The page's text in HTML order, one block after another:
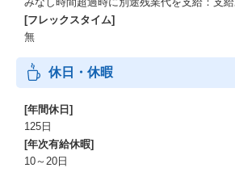
ムで分析。
お客様一人ひとりに最適な提案と、効率的な
未来の顧客体験を革新します。
ーーー世界基準の自動化テクノロジー
英国Ocado社と連携したAI・ロボット駆使
C）により、高効率・高品質な配送サービス
この進化するテクノロジーが、私たちの競争
AIが変えるプロダクト開発と組織体制
[フレックスタイム]
無
休日・休暇
[年間休日]
125日
[年次有給休暇]
10～20日